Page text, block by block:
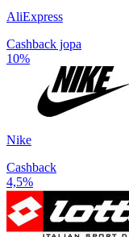
AliExpress
Cashback jopa
10%
Nike
Cashback
4,5%